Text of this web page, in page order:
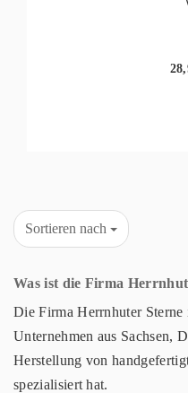
Sortieren nach
Was ist die Firma
Die Firma Herrnhuter Sterne
Unternehmen aus Sachsen,
Herstellung von
spezialisiert hat.